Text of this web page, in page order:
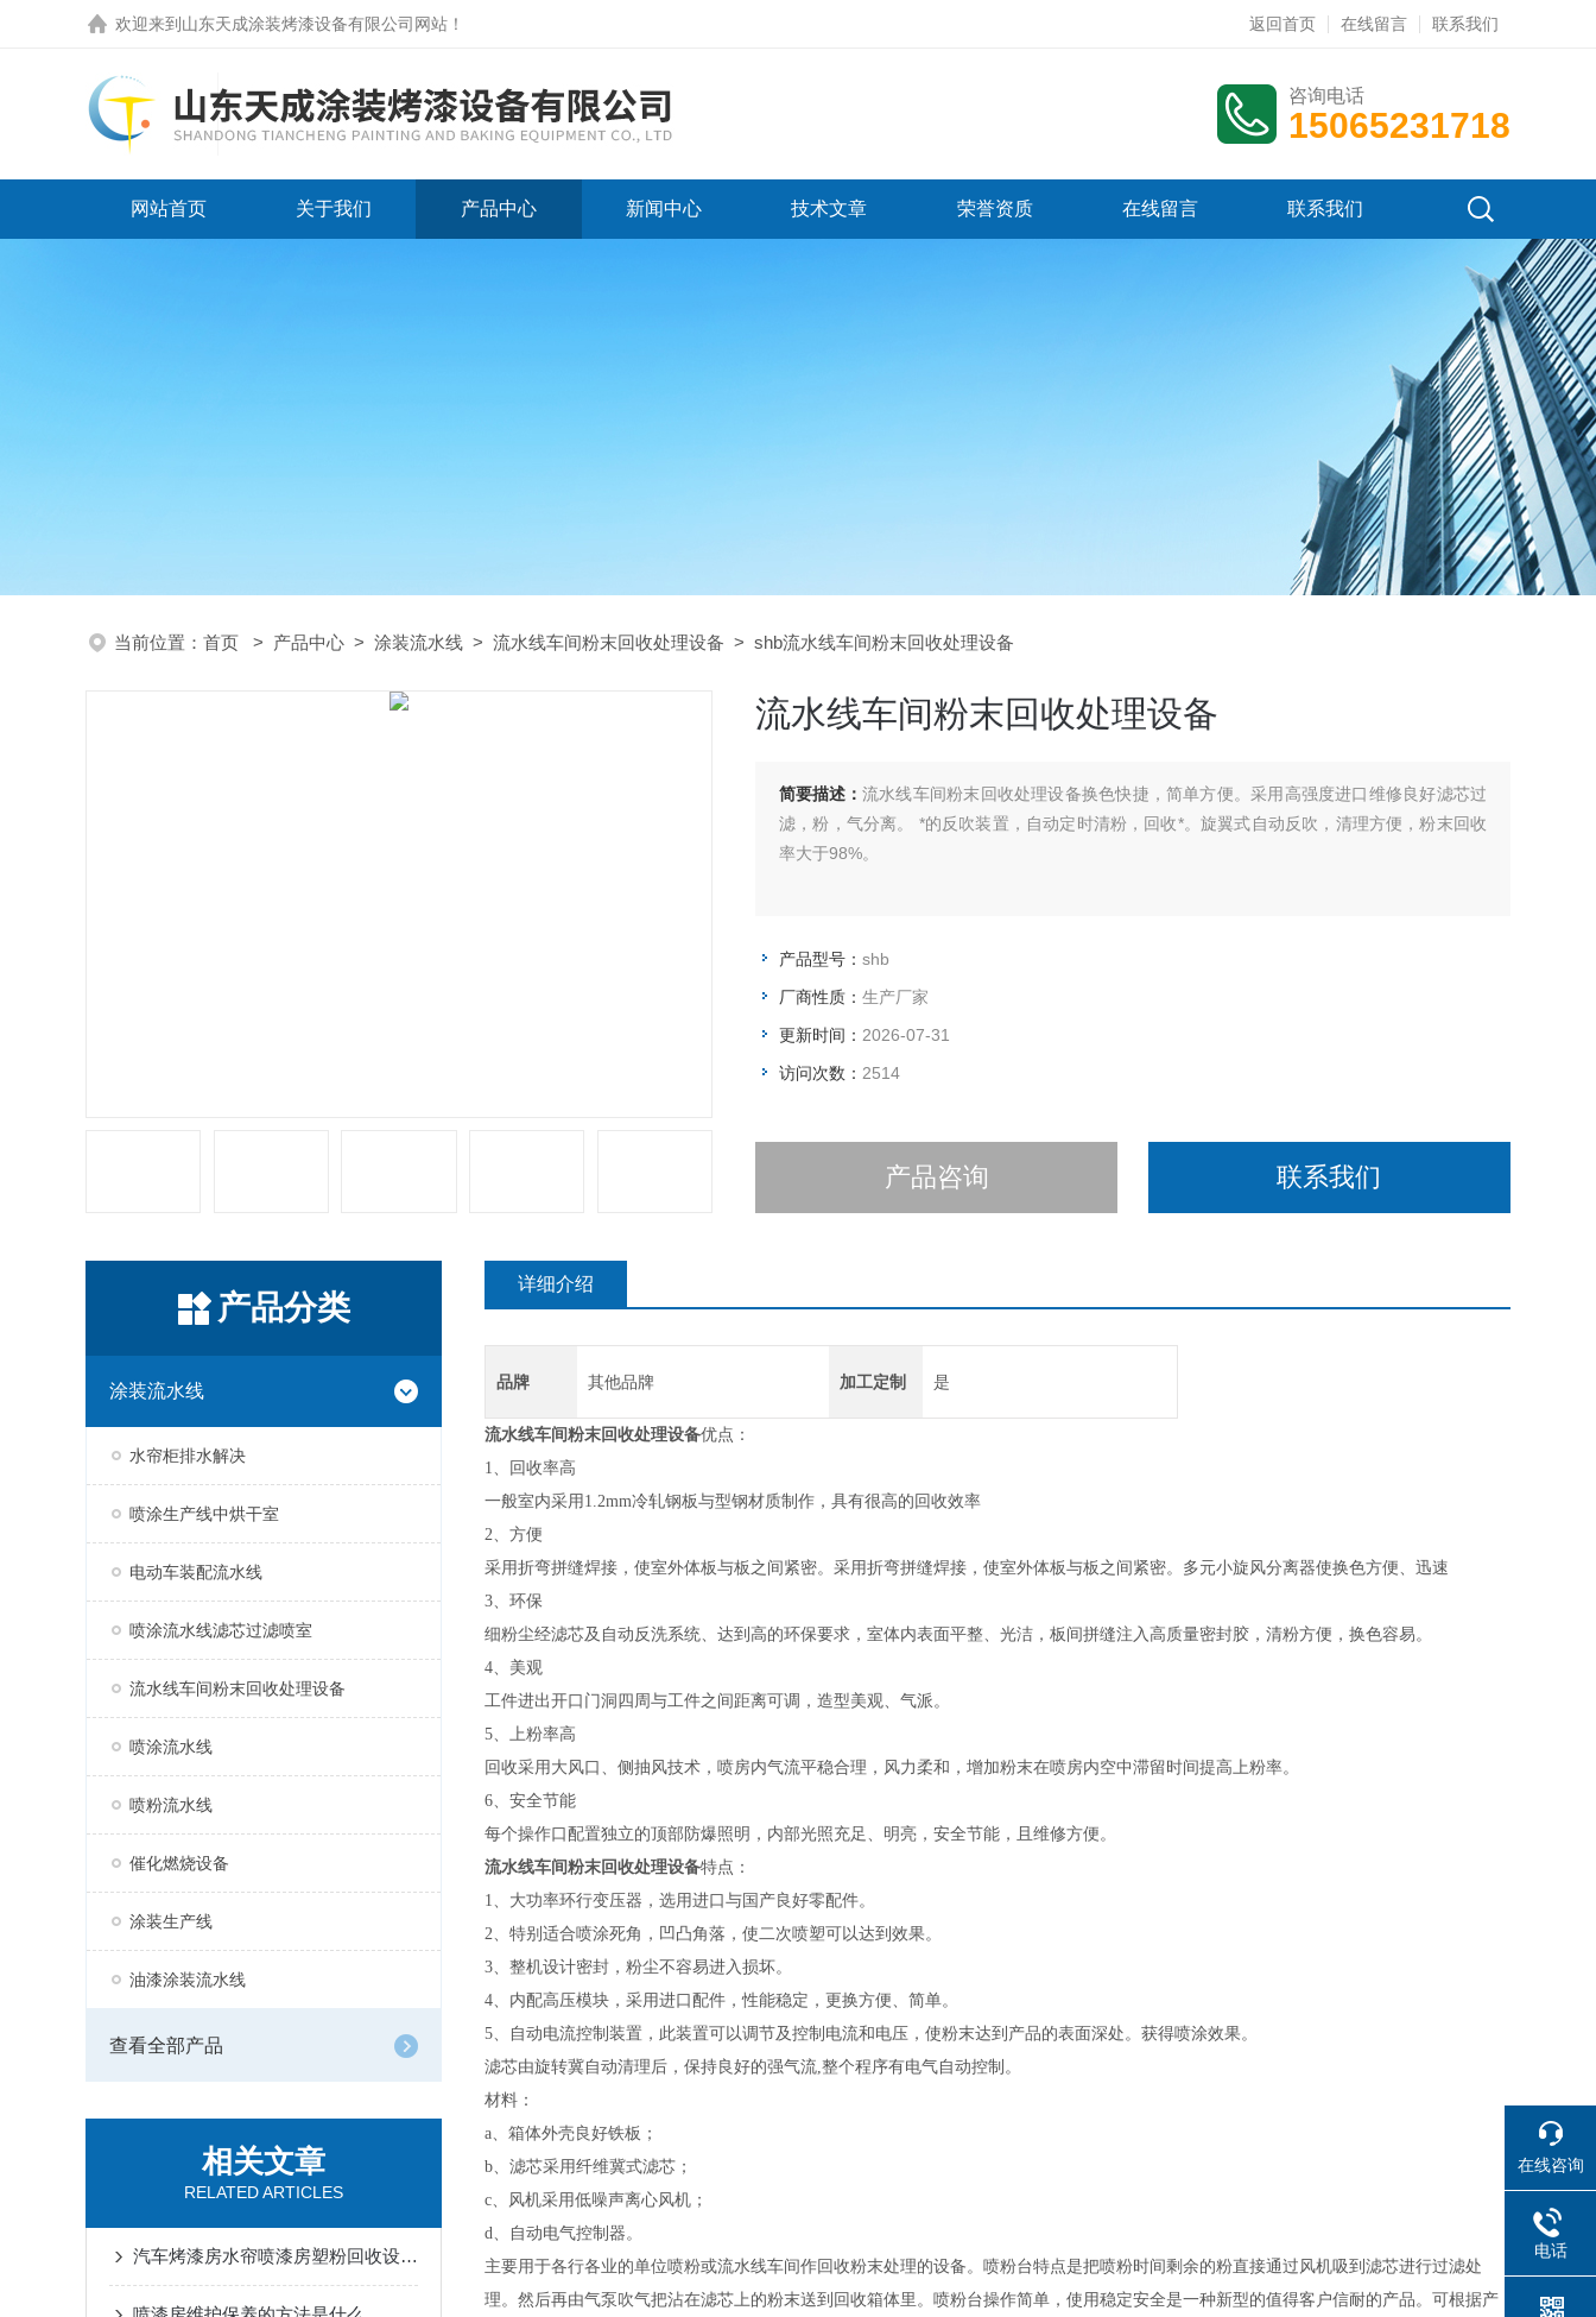
欢迎来到 山东天成涂装烤漆设备有限公司网站 ！ 返回首页 在线留言 联系我们
咨询电话
15065231718
网站首页 关于我们 产品中心 新闻中心 技术文章 荣誉资质 在线留言 联系我们
当前位置： 首页 > 产品中心 > 涂装流水线 > 流水线车间粉末回收处理设备 > shb流水线车间粉末回收处理设备
流水线车间粉末回收处理设备
简要描述： 流水线车间粉末回收处理设备换色快捷，简单方便。采用高强度进口维修良好滤芯过
滤，粉，气分离。 *的反吹装置，自动定时清粉，回收*。旋翼式自动反吹，清理方便，粉末回收
率大于98%。
产品型号： shb
厂商性质： 生产厂家
更新时间： 2026-07-31
访问次数： 2514
产品咨询 联系我们
产品分类
涂装流水线
水帘柜排水解决
喷涂生产线中烘干室
电动车装配流水线
喷涂流水线滤芯过滤喷室
流水线车间粉末回收处理设备
喷涂流水线
喷粉流水线
催化燃烧设备
涂装生产线
油漆涂装流水线
查看全部产品
相关文章
RELATED ARTICLES
汽车烤漆房水帘喷漆房塑粉回收设备pp板喷淋塔简要介绍
详细介绍
品牌 其他品牌 加工定制 是
流水线车间粉末回收处理设备优点：
1、回收率高
一般室内采用1.2mm冷轧钢板与型钢材质制作，具有很高的回收效率
2、方便
采用折弯拼缝焊接，使室外体板与板之间紧密。采用折弯拼缝焊接，使室外体板与板之间紧密。多元小旋风分离器使换色方便、迅速
3、环保
细粉尘经滤芯及自动反洗系统、达到高的环保要求，室体内表面平整、光洁，板间拼缝注入高质量密封胶，清粉方便，换色容易。
4、美观
工件进出开口门洞四周与工件之间距离可调，造型美观、气派。
5、上粉率高
回收采用大风口、侧抽风技术，喷房内气流平稳合理，风力柔和，增加粉末在喷房内空中滞留时间提高上粉率。
6、安全节能
每个操作口配置独立的顶部防爆照明，内部光照充足、明亮，安全节能，且维修方便。
流水线车间粉末回收处理设备特点：
1、大功率环行变压器，选用进口与国产良好零配件。
2、特别适合喷涂死角，凹凸角落，使二次喷塑可以达到效果。
3、整机设计密封，粉尘不容易进入损坏。
4、内配高压模块，采用进口配件，性能稳定，更换方便、简单。
5、自动电流控制装置，此装置可以调节及控制电流和电压，使粉末达到产品的表面深处。获得喷涂效果。
滤芯由旋转冀自动清理后，保持良好的强气流,整个程序有电气自动控制。
材料：
a、箱体外壳良好铁板；
b、滤芯采用纤维冀式滤芯；
c、风机采用低噪声离心风机；
d、自动电气控制器。
主要用于各行各业的单位喷粉或流水线车间作回收粉末处理的设备。喷粉台特点是把喷粉时间剩余的粉直接通过风机吸到滤芯进行过滤处
理。然后再由气泵吹气把沾在滤芯上的粉末送到回收箱体里。喷粉台操作简单，使用稳定安全是一种新型的值得客户信耐的产品。可根据产
在线咨询
电话